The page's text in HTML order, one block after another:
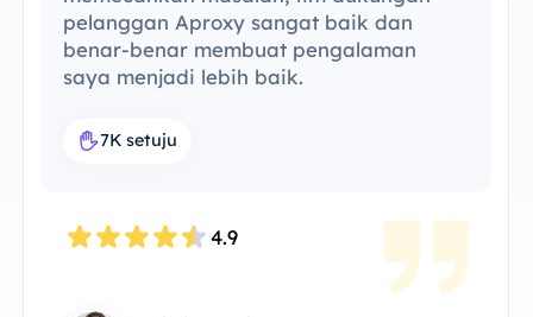
pelanggan Aproxy sangat baik dan
benar-benar membuat pengalaman
saya menjadi lebih baik.
7K setuju
4.9